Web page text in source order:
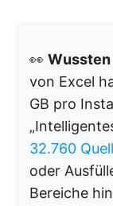
👀 Wussten
von Excel
GB pro
32.760
oder
Bereiche